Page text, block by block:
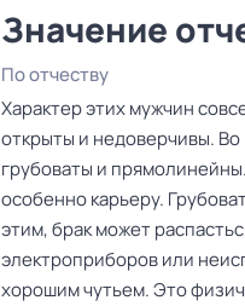
Значение
По отчеству
Характер этих мужчин
открыты и недоверчивы.
грубоваты и
особенно карьеру.
этим, брак может
электроприборов или
хорошим чутьем. Это